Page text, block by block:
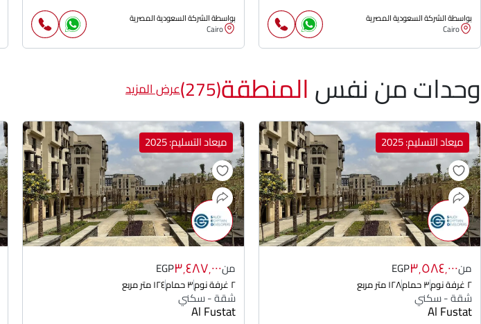
بواسطة الشركة السعودية المصرية
Cairo
بواسطة الشركة السعودية المصرية
Cairo
وحدات من نفسالمنطقة(275) عرض المزيد
ميعاد التسليم: 2025
من٣٬٥٨٤٬٠٠٠EGP
٢ غرفة نوم ٣ حمام ١٢٨ متر مربع
شقة - سكني
Al Fustat
ميعاد التسليم: 2025
من٣٬٤٨٧٬٠٠٠EGP
٢ غرفة نوم ٣ حمام ١٢٤ متر مربع
شقة - سكني
Al Fustat